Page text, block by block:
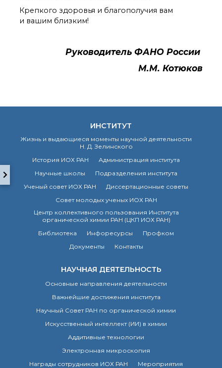
Крупный научный
проект
Конференции
Новости
диссертационных
Новые лаборатории
Институт в СМИ
Конкурсы, премии
История ВХК РАН
Преподавательский
Достижения
Почтовый сервер
Крепкого здоровья и благополучия вам
и вашим близким!
Руководитель ФАНО России
М.М. Котюков
ИНСТИТУТ
Жизнь и выдающиеся моменты научной деятельности
Н. Д. Зелинского
История ИОХ РАН
Администрация института
Научные школы
Подразделения института
Ученый совет ИОХ РАН
Диссертационные советы
Совет молодых ученых ИОХ РАН
Центр коллективного пользования Института
органической химии РАН (ЦКП ИОХ РАН)
Библиотека
Инфоресурсы
Профком
Документы
Контакты
НАУЧНАЯ ДЕЯТЕЛЬНОСТЬ
Основные направления деятельности
Важнейшие достижения института
Научный Совет РАН по органической химии
Искусственный интеллект (ИИ) в химии
Аддитивные технологии
Электронная микроскопия
Награды сотрудников ИОХ РАН
Мероприятия